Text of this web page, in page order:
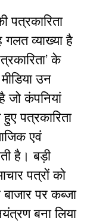
पत्रकारिता
व्याख्या है
के
उन
जो कंपनियां
पत्रकारिता
एवं
है। बड़ी
पत्रों को
पर कब्जा
बना लिया